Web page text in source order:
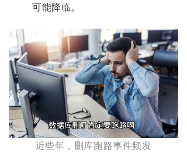
可能降临。
近些年，删库跑路事件频发